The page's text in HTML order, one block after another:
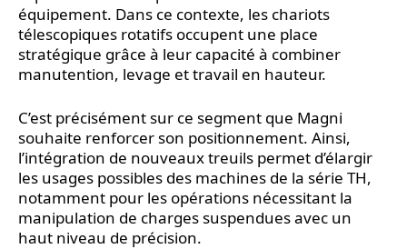
équipement. Dans ce contexte, les chariots
télescopiques rotatifs occupent une place
stratégique grâce à leur capacité à combiner
manutention, levage et travail en hauteur.
C’est précisément sur ce segment que Magni
souhaite renforcer son positionnement. Ainsi,
l’intégration de nouveaux treuils permet d’élargir
les usages possibles des machines de la série TH,
notamment pour les opérations nécessitant la
manipulation de charges suspendues avec un
haut niveau de précision.